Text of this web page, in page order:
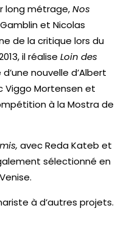
long métrage,Nos
et Nicolas
de la critique lors du
il réaliseLoin des
nouvelle d’Albert
Viggo Mortensen et
à la Mostra de
avec Reda Kateb et
sélectionné en
à d’autres projets.